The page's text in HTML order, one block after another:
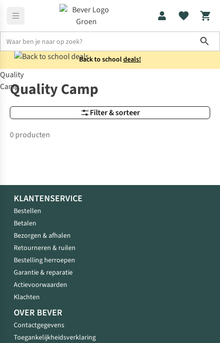
Back to schooldeals!
Merken Quality Camp
Quality
Camp
Filter & sorteer
Quality Camp
0 producten
KLANTENSERVICE
Bestellen
Betalen
Bezorgen & afhalen
Retourneren & ruilen
Bestelling herroepen
Garantie & reparatie
Actievoorwaarden
Klachten
OVER BEVER
Contactgegevens
Toegankelijkheidsverklaring